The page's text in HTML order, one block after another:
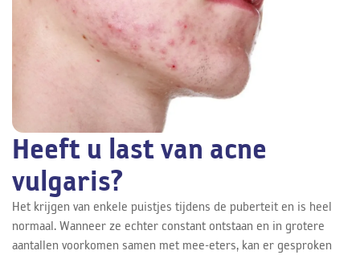
Heeft u last van acne
vulgaris?
Het krijgen van enkele puistjes tijdens de puberteit en is heel
normaal. Wanneer ze echter constant ontstaan en in grotere
aantallen voorkomen samen met mee-eters, kan er gesproken